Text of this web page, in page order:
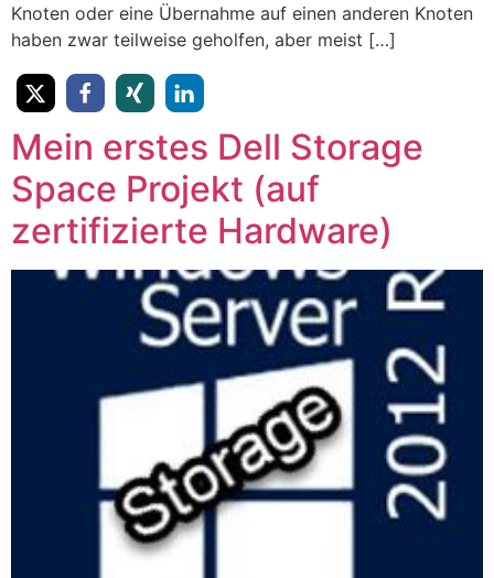
Knoten oder eine Übernahme auf einen anderen Knoten
haben zwar teilweise geholfen, aber meist […]
Mein erstes Dell Storage
Space Projekt (auf
zertifizierte Hardware)